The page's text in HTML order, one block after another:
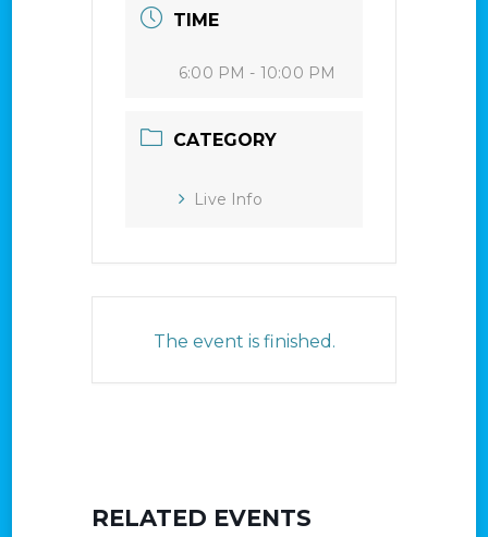
TIME
6:00 PM - 10:00 PM
CATEGORY
Live Info
The event is finished.
RELATED EVENTS